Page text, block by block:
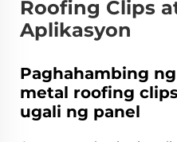
Roofing Clips
Aplikasyon
Paghahambing
metal roofing
ugali ng panel